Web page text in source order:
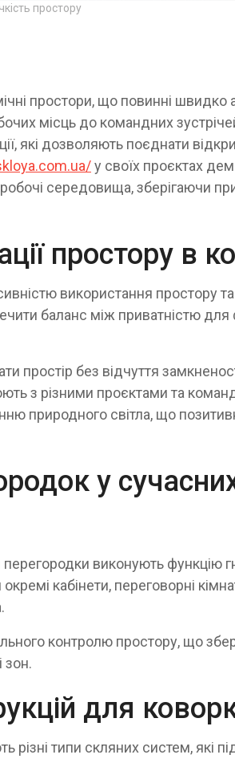
простору
простори, що повинні швидко
місць до командних
які дозволяють поєднати
у своїх проєктах
середовища, зберігаючи
простору в
використання простору
баланс між приватністю для
простір без відчуття
з різними проєктами та
природного світла, що
у
перегородки виконують функцію
кабінети, переговорні
контролю простору, що
зон.
для
різні типи скляних систем, які